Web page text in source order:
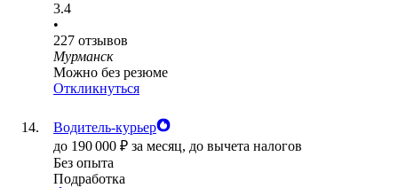
3.4
•
227 отзывов
Мурманск
Можно без резюме
Откликнуться
Водитель-курьер
до 190 000 ₽ за месяц, до вычета налогов
Без опыта
Подработка